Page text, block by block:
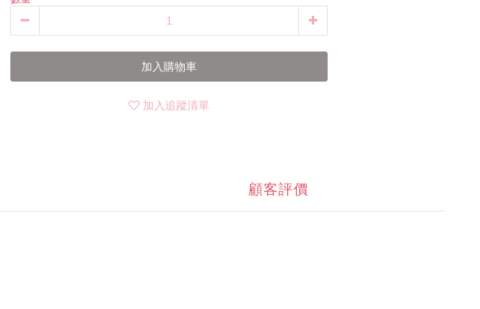
加入購物車
加入追蹤清單
顧客評價